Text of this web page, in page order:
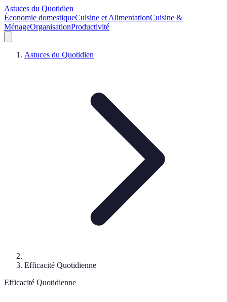
Astuces du Quotidien
Économie domestiqueCuisine et AlimentationCuisine &
MénageOrganisationProductivité
Astuces du Quotidien
Efficacité Quotidienne
Efficacité Quotidienne